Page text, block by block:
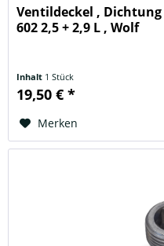
Ventildeckel ,
602 2,5 + 2,9 L , Wolf
Inhalt 1 Stück
19,50 € *
Merken